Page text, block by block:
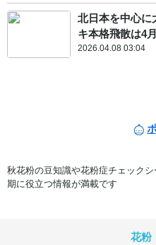
北日本を中心
キ本格飛散は4
2026.04.08 03:04
秋花粉の豆知識や花粉症チェック
期に役立つ情報が満載です
花粉